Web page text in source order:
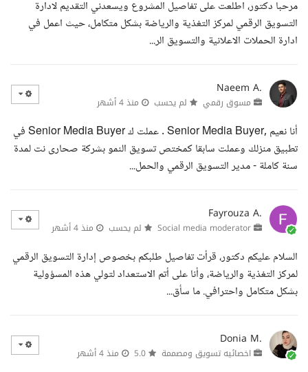
مرحبا دكتور، اطلعت على تفاصيل المشروع ويسعدني التقديم لادارة
التسويق الرقمي لمركز التغذية والرياضة بشكل متكامل، حيث اعمل في
ادارة الحملات الاعلانية والتسويق الر...
Naeem A.
مسوق رقمي لم يحسب منذ 4 أشهر
أنا نعيم ,Senior Media Buyer . عملت ك Senior Media Buyer في
تطبيق منزلك وعملت سابقا كمختص تسويق النمو بشركة صحارى نت لمدة
سنة كاملة - مدير التسويق الرقمي والحمل...
Fayrouza A.
لم يحسب منذ 4 أشهر
السلام عليكم دكتور، قرأت تفاصيل طلبكم بخصوص إدارة التسويق الرقمي
لمركز التغذية والرياضة، وأنا على أتم الاستعداد لتولي هذه المسؤولية
بشكل متكامل واحترافي. ما سأق...
Donia M.
اخصائيه تسويق ومصممة منذ 4 أشهر